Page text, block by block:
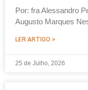
Por: fra Alessandro
Augusto Marques
LER ARTIGO >
25 de Julho, 2026